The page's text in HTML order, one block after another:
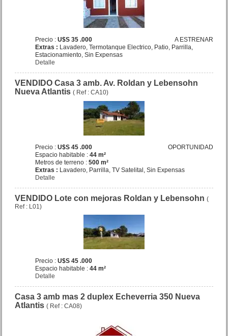
Local Comercial Zuviria 84
San Bernardo
Precio :U$S 37 .000
VENDIDO Lote Ramos Mejia
(sur) entre La Margarita y
Precio :
12 San Bernardo
OPORTUNIDAD
Precio :U$S 185 .000
A ESTRENAR
Precio :U$S 35 .000
Extras : Lavadero, Termotanque Electrico, Patio, Parrilla,
Estacionamiento, Sin Expensas
Detalle
VENDIDO Casa 3 amb. Av. Roldan y Lebensohn
Nueva Atlantis( Ref : CA10)
OPORTUNIDAD
Precio :U$S 45 .000
Espacio habitable :44 m²
Metros de terreno :500 m²
Extras : Lavadero, Parrilla, TV Satelital, Sin Expensas
Detalle
VENDIDO Lote con mejoras Roldan y Lebensohn(
Ref : L01)
Precio :U$S 45 .000
Espacio habitable :44 m²
Detalle
Casa 3 amb mas 2 duplex Echeverria 350 Nueva
Atlantis( Ref : CA08)